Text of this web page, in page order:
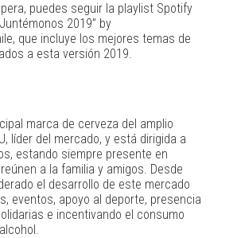
puedes seguir la playlist Spotify
2019” by
que incluye los mejores temas de
a esta versión 2019.
marca de cerveza del amplio
líder del mercado, y está dirigida a
estando siempre presente en
a la familia y amigos. Desde
el desarrollo de este mercado
eventos, apoyo al deporte, presencia
e incentivando el consumo